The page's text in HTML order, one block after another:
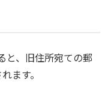
と、旧住所宛ての郵
ます。